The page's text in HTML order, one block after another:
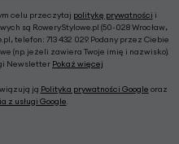
celu przeczytaj politykę prywatności i
są RoweryStylowe.pl (50-028 Wrocław,
telefon: 713 432 029. Podany przez Ciebie
(np. jeżeli zawiera Twoje imię i nazwisko).
Newsletter Pokaż więcej
ją Polityka prywatności Google oraz
z usługi Google.